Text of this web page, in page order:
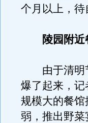
个月以上，待
陵园附
由于清明节
爆了起来，
规模大的餐
弱，推出野菜